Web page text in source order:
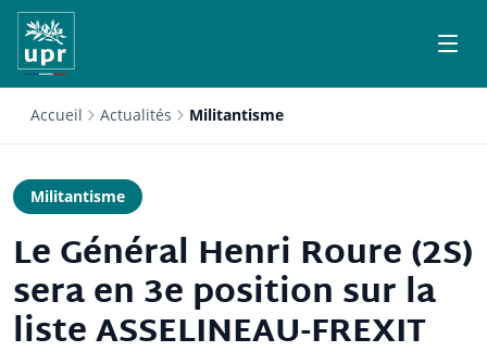
Accueil Actualités Militantisme
Militantisme
Le Général Henri Roure (2S)
sera en 3e position sur la
liste ASSELINEAU-FREXIT